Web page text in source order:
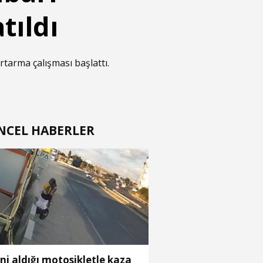
çalışması başlattı.
HABERLER
aldığı motosikletle kaza